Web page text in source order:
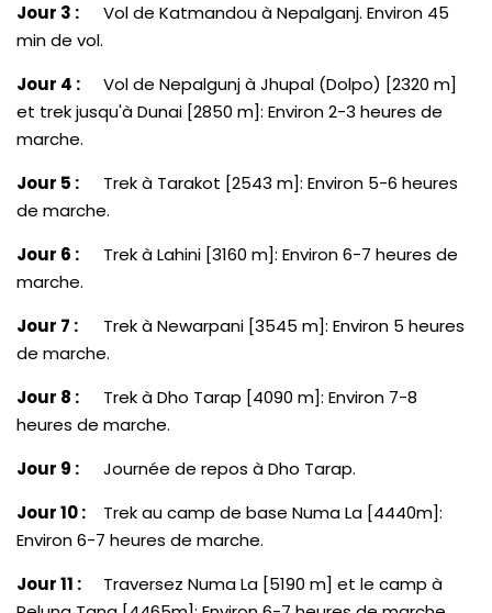
Jour 3 :
Vol de Katmandou à Nepalganj. Environ 45
min de vol.
Jour 4 :
Vol de Nepalgunj à Jhupal (Dolpo) [2320 m]
et trek jusqu'à Dunai [2850 m]: Environ 2-3 heures de
marche.
Jour 5 :
Trek à Tarakot [2543 m]: Environ 5-6 heures
de marche.
Jour 6 :
Trek à Lahini [3160 m]: Environ 6-7 heures de
marche.
Jour 7 :
Trek à Newarpani [3545 m]: Environ 5 heures
de marche.
Jour 8 :
Trek à Dho Tarap [4090 m]: Environ 7-8
heures de marche.
Jour 9 :
Journée de repos à Dho Tarap.
Jour 10 :
Trek au camp de base Numa La [4440m]:
Environ 6-7 heures de marche.
Jour 11 :
Traversez Numa La [5190 m] et le camp à